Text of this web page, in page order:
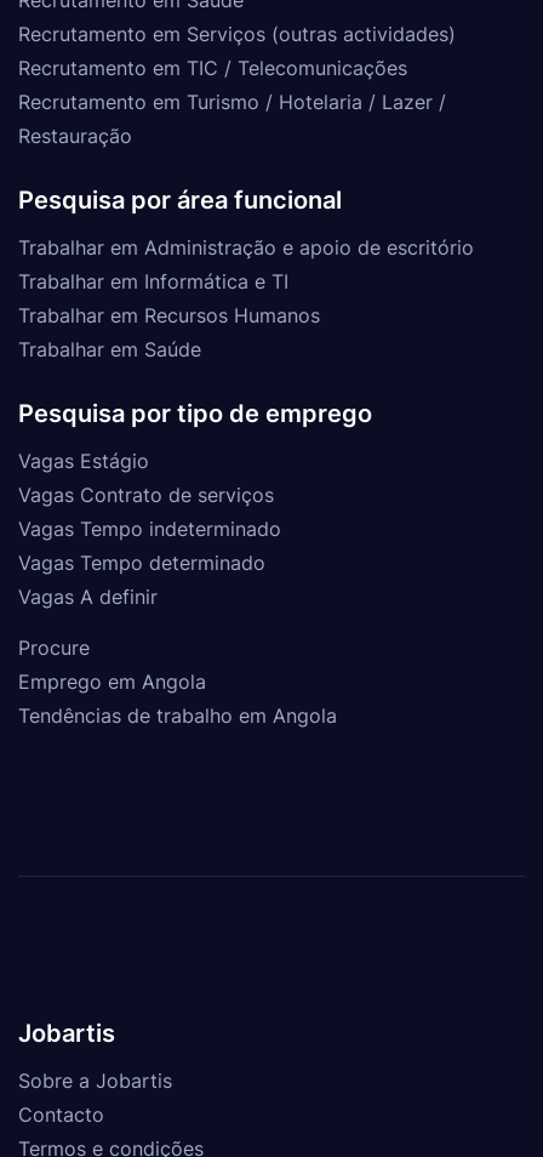
Recrutamento em Serviços (outras actividades)
Recrutamento em TIC / Telecomunicações
Recrutamento em Turismo / Hotelaria / Lazer /
Restauração
Pesquisa por área funcional
Trabalhar em Administração e apoio de escritório
Trabalhar em Informática e TI
Trabalhar em Recursos Humanos
Trabalhar em Saúde
Pesquisa por tipo de emprego
Vagas Estágio
Vagas Contrato de serviços
Vagas Tempo indeterminado
Vagas Tempo determinado
Vagas A definir
Procure
Emprego em Angola
Tendências de trabalho em Angola
Jobartis
Sobre a Jobartis
Contacto
Termos e condições